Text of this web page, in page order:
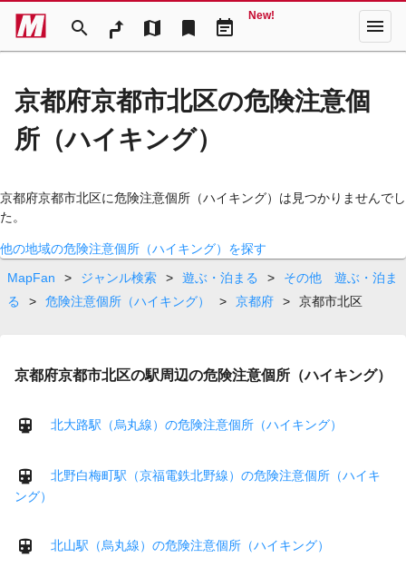
search map bookmark event_note
New! menu
京都府京都市北区の危険注意個
所（ハイキング）
京都府京都市北区に危険注意個所（ハイキング）は見つかりませんでし
た。
他の地域の危険注意個所（ハイキング）を探す
MapFan
> ジャンル検索 > 遊ぶ・泊まる >
その他 遊ぶ・泊ま
る
> 危険注意個所（ハイキング） > 京都府 > 京都市北区
京都府京都市北区の駅周辺の危険注意個所（ハイキング）
北大路駅（烏丸線）の危険注意個所（ハイキング）
北野白梅町駅（京福電鉄北野線）の危険注意個所（ハイキ
ング）
北山駅（烏丸線）の危険注意個所（ハイキング）